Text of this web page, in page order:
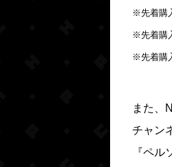
※先着購
※先着購
※先着購
また、
チャン
『ペ